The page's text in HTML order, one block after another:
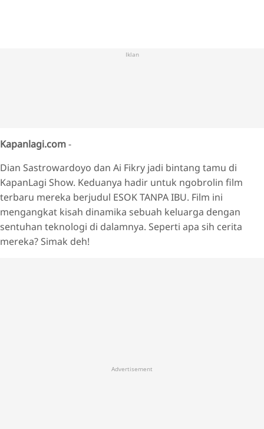
Iklan
Kapanlagi.com-
Dian Sastrowardoyo dan Ai Fikry jadi bintang tamu di
KapanLagi Show. Keduanya hadir untuk ngobrolin film
terbaru mereka berjudul ESOK TANPA IBU. Film ini
mengangkat kisah dinamika sebuah keluarga dengan
sentuhan teknologi di dalamnya. Seperti apa sih cerita
mereka? Simak deh!
Advertisement